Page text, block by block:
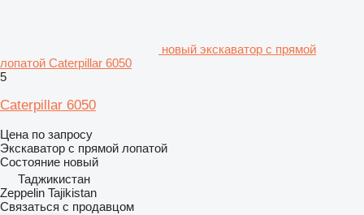
новый экскаватор с прямой
лопатой Caterpillar 6050
5
Caterpillar 6050
Цена по запросу
Экскаватор с прямой лопатой
Состояние новый
Таджикистан
Zeppelin Tajikistan
Связаться с продавцом